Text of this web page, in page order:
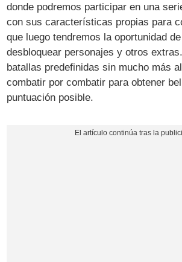
donde podremos participar en una
con sus características propias para
que luego tendremos la oportunidad
desbloquear personajes y otros
batallas predefinidas sin mucho más
combatir por combatir para obtener
puntuación posible.